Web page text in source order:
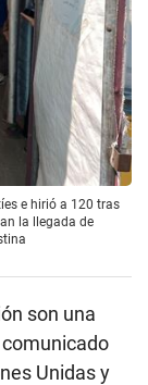
e hirió a 120 tras
la llegada de
son una
Unidas y